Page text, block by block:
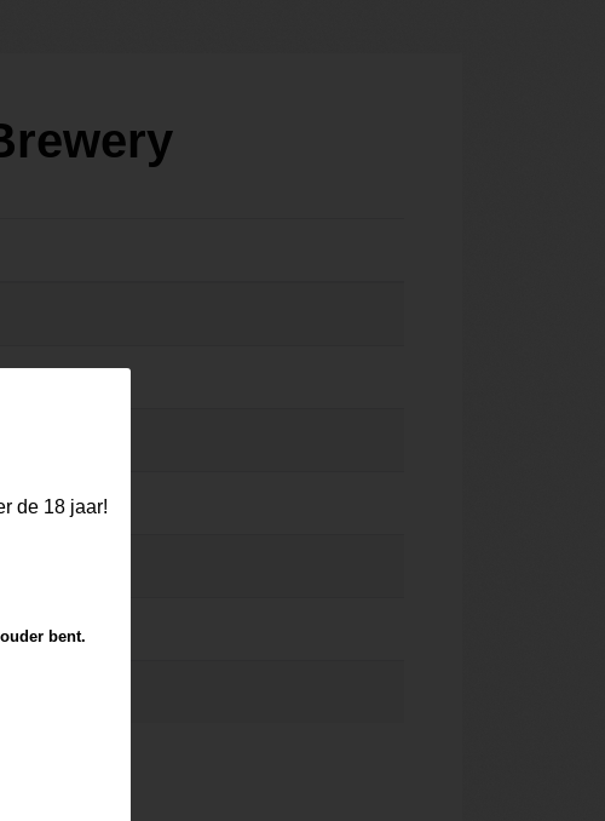
de 18 jaar!
bent.